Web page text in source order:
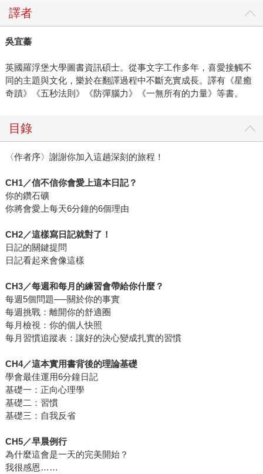
譯者
吳宜蓁
英國羅浮堡大學圖書資訊碩士。從事文字工作多年，喜愛接觸不
同的主題與文化，樂於在翻譯過程中不斷充實成長。譯有《星癒
奇蹟》《五秒法則》《防彈腦力》《一無所有的力量》等書。
目錄
〈作者序〉謝謝你加入這趟深刻的旅程！
CH1／信不信你會愛上這本日記？
你的鑽石礦
你將會愛上每天6分鐘的6個理由
CH2／這樣寫日記就對了！
日記的關鍵提問
日記看起來會像這樣
CH3／每週和每月的練習會帶給你什麼？
每週5個問題──關於你的事實
每週挑戰：離開你的舒適圈
每月檢視：你的個人快照
每月習慣追蹤表：讓好的決心變成扎實的習慣
CH4／這本實用書背後的理論基礎
學會最佳運用6分鐘日記
基礎一：正向心理學
基礎二：習慣
基礎三：自我反省
CH5／早晨例行
為什麼這會是一天的完美開始？
我很感恩……